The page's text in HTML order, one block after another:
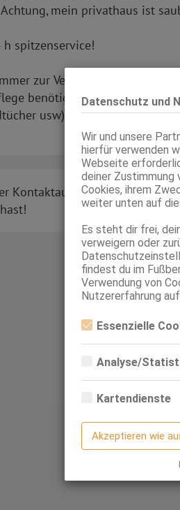
Datenschutz und
Wir und unsere
hierfür verwenden
Webseite
deiner Zustimmung
Cookies, ihrem
weiter unten auf
Es steht dir frei,
verweigern oder
findest du im
Verwendung von
Nutzererfahrung
Essenzielle
Essenzielle Cookies
werden. Die
Analyse/
Analyse- bzw.
Zugriffsstatistiken
Informationen
Google Analytics
Wir nutzen Google
werden. Näheres zu
sind unter
Kartendienste
Wenn Sie Google
Informationen über
an einen Server in
Akzeptieren wie
mein privathaus ist
spitzenservice!
zur Verfügung, das mit
benötigt (Shampoo,
usw) und ein absolut
Kontaktaufnahme, dass du